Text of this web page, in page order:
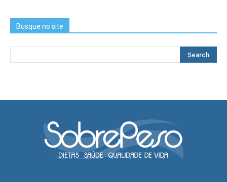
Busque no site